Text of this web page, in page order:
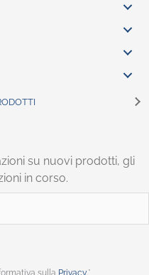
su nuovi prodotti, gli
in corso.
sulla Privacy.*